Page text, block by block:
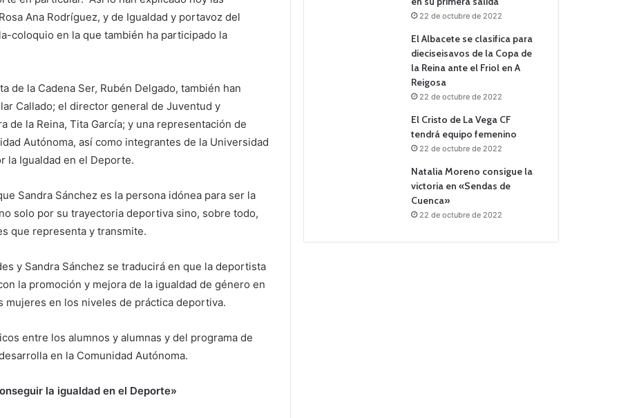
Ana Rodríguez, y de Igualdad y portavoz del
coloquio en la que también ha participado la
de la Cadena Ser, Rubén Delgado, también han
Callado; el director general de Juventud y
de la Reina, Tita García; y una representación de
Autónoma, así como integrantes de la Universidad
la Igualdad en el Deporte.
Sandra Sánchez es la persona idónea para ser la
solo por su trayectoria deportiva sino, sobre todo,
que representa y transmite.
y Sandra Sánchez se traducirá en que la deportista
la promoción y mejora de la igualdad de género en
en los niveles de práctica deportiva.
entre los alumnos y alumnas y del programa de
en la Comunidad Autónoma.
la igualdad en el Deporte»
22 de octubre de 2022
El Albacete se clasifica para
dieciseisavos de la Copa de
la Reina ante el Friol en A
Reigosa
22 de octubre de 2022
El Cristo de La Vega CF
tendrá equipo femenino
22 de octubre de 2022
Natalia Moreno consigue la
victoria en «Sendas de
Cuenca»
22 de octubre de 2022